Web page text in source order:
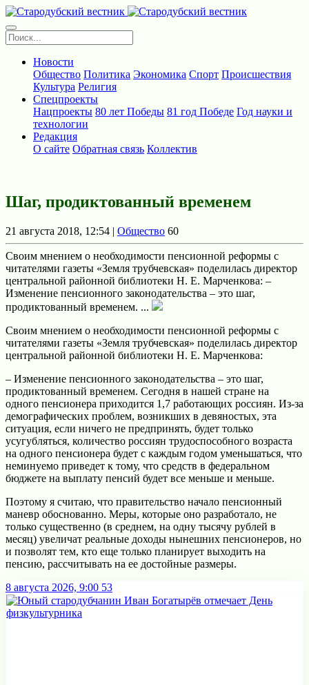
Новости
Общество Политика Экономика Спорт Происшествия
Культура Религия
Спецпроекты
Нацпроекты 80 лет Победы 81 год Победе Год науки и
технологии
Редакция
О сайте Обратная связь Коллектив
Шаг, продиктованный временем
21 августа 2018, 12:54 | Общество 60
Своим мнением о необходимости пенсионной реформы с
читателями газеты «Земля трубчевская» поделилась директор
центральной районной библиотеки Н. Е. Марченкова: –
Изменение пенсионного законодательства – это шаг,
продиктованный временем. ...
Своим мнением о необходимости пенсионной реформы с
читателями газеты «Земля трубчевская» поделилась директор
центральной районной библиотеки Н. Е. Марченкова:
– Изменение пенсионного законодательства – это шаг,
продиктованный временем. Сегодня в нашей стране на
одного пенсионера приходится 1,7 работающих россиян. Из-за
демографических проблем, возникших в девяностых, эта
ситуация, если ничего не предпринять, будет только
усугубляться, количество россиян трудоспособного возраста
на одного пенсионера будет с каждым годом уменьшаться, что
неминуемо приведет к тому, что средств в федеральном
бюджете на выплату пенсий будет все меньше и меньше.
Поэтому я считаю, что правительство начало пенсионный
маневр обоснованно. Меры, которые оно разработало, не
только существенно (в среднем, на одну тысячу рублей в
месяц) увеличат реальные доходы нынешних пенсионеров, но
и позволят тем, кто еще только планирует выходить на
пенсию, рассчитывать на ее достойные размеры.
8 августа 2026, 9:00 53